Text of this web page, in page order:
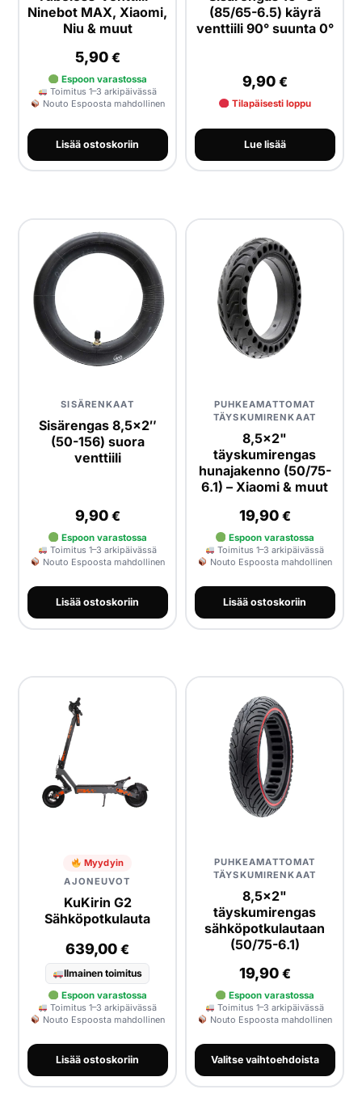
Ninebot MAX, Xiaomi,
Niu & muut
5,90 €
Espoon varastossa
Toimitus 1–3 arkipäivässä
Nouto Espoosta mahdollinen
Lisää ostoskoriin
(85/65-6.5) käyrä
venttiili 90° suunta 0°
9,90 €
Tilapäisesti loppu
Lue lisää
SISÄRENKAAT
Sisärengas 8,5×2″
(50-156) suora
venttiili
9,90 €
Espoon varastossa
Toimitus 1–3 arkipäivässä
Nouto Espoosta mahdollinen
Lisää ostoskoriin
PUHKEAMATTOMAT
TÄYSKUMIRENKAAT
8,5×2"
täyskumirengas
hunajakenno (50/75-
6.1) – Xiaomi & muut
19,90 €
Espoon varastossa
Toimitus 1–3 arkipäivässä
Nouto Espoosta mahdollinen
Lisää ostoskoriin
Myydyin
AJONEUVOT
KuKirin G2
Sähköpotkulauta
639,00 €
Ilmainen toimitus
Espoon varastossa
Toimitus 1–3 arkipäivässä
Nouto Espoosta mahdollinen
Lisää ostoskoriin
PUHKEAMATTOMAT
TÄYSKUMIRENKAAT
8,5x2"
täyskumirengas
sähköpotkulautaan
(50/75-6.1)
19,90 €
Espoon varastossa
Toimitus 1–3 arkipäivässä
Nouto Espoosta mahdollinen
Valitse vaihtoehdoista